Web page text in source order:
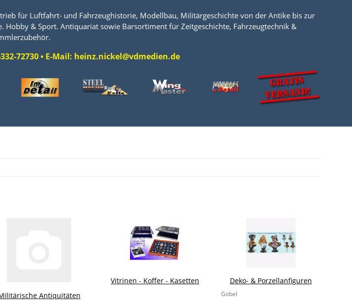
für Luftfahrt- und Fahrzeughistorie, Modellbau, Militärgeschichte von der Antike bis zur
& Sport. Antiquariat sowie Barsortiment für Zeitgeschichte, Fahrzeugtechnik &
72730 • E-Mail: heinz.nickel@vdmedien.de
Antiquitäten
Vitrinen - Koffer - Kasetten Deko- & Porzellanfiguren
Göbel